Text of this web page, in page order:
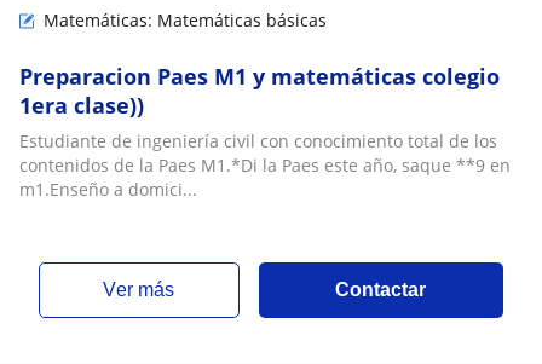
Matemáticas: Matemáticas básicas
Preparacion Paes M1 y matemáticas colegio
1era clase))
Estudiante de ingeniería civil con conocimiento total de los
contenidos de la Paes M1.*Di la Paes este año, saque **9 en
m1.Enseño a domici...
ver más Contactar